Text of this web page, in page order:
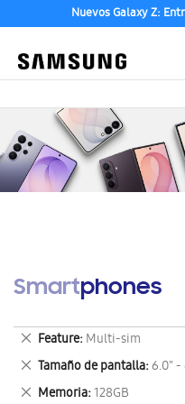
Nuevos Galaxy Z:
Smartphones
Feature Multi-sim
Eliminar
este
artículo
Tamaño de pantalla 6.0" -
Eliminar
este
Memoria 128GB
Eliminar